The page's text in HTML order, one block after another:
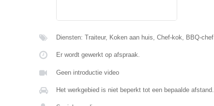
Diensten: Traiteur, Koken aan huis, Chef-kok, BBQ-chef
Er wordt gewerkt op afspraak.
Geen introductie video
Het werkgebied is niet beperkt tot een bepaalde afstand.